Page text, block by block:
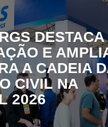
DESTACA
E
A CADEIA
CIVIL NA
2026